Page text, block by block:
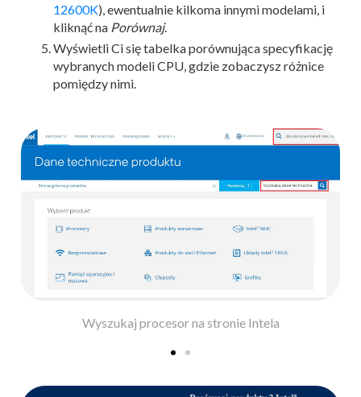
12600K), ewentualnie kilkoma innymi modelami, i
kliknąć na Porównaj.
Wyświetli Ci się tabelka porównująca specyfikację
wybranych modeli CPU, gdzie zobaczysz różnice
pomiędzy nimi.
Wyszukaj procesor na stronie Intela